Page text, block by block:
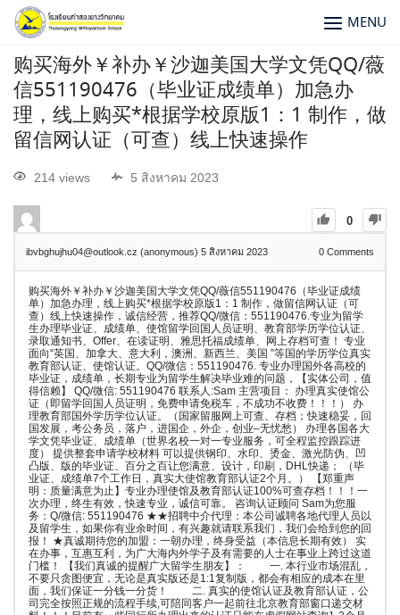
MENU
购买海外￥补办￥沙迦美国大学文凭QQ/薇
信551190476（毕业证成绩单）加急办
理，线上购买*根据学校原版1：1 制作，做
留信网认证（可查）线上快速操作
214 views 5 สิงหาคม 2023
0
ibvbghujhu04@outlook.cz (anonymous) 5 สิงหาคม 2023 0 Comments
购买海外￥补办￥沙迦美国大学文凭QQ/薇信551190476（毕业证成绩
单）加急办理，线上购买*根据学校原版1：1 制作，做留信网认证（可
查）线上快速操作，诚信经营，推荐QQ/微信：551190476.专业为留学
生办理毕业证、成绩单、使馆留学回国人员证明、教育部学历学位认证、
录取通知书、Offer、在读证明、雅思托福成绩单、网上存档可查！ 专业
面向“英国、加拿大、意大利，澳洲、新西兰、美国 ”等国的学历学位真实
教育部认证、使馆认证。QQ/微信：551190476. 专业办理国外各高校的
毕业证，成绩单，长期专业为留学生解决毕业难的问题，【实体公司，值
得信赖】 QQ/微信: 551190476 联系人:Sam 主营项目： 办理真实使馆公
证（即留学回国人员证明，免费申请免税车，不成功不收费！！！） 办
理教育部国外学历学位认证。（国家留服网上可查、存档；快速稳妥，回
国发展，考公务员，落户，进国企，外企，创业–无忧愁） 办理各国各大
学文凭毕业证、成绩单（世界名校一对一专业服务，可全程监控跟踪进
度） 提供整套申请学校材料 可以提供钢印、水印、烫金、激光防伪、凹
凸版、版的毕业证、百分之百让您满意、设计，印刷，DHL快递； （毕
业证、成绩单7个工作日，真实大使馆教育部认证2个月。） 【郑重声
明：质量满意为止】专业办理使馆及教育部认证100%可查存档！！！一
次办理，终生有效，快速专业，诚信可靠。 咨询认证顾问 Sam为您服
务：Q/微信: 551190476 ★★招聘中介代理：本公司诚聘各地代理人员以
及留学生，如果你有业余时间，有兴趣就请联系我们，我们会给到您的回
报！ ★真诚期待您的加盟：一朝办理，终身受益（本信息长期有效） 实
在办事，互惠互利，为广大海内外学子及有需要的人士在事业上跨过这道
门槛！ 【我们真诚的提醒广大留学生朋友】： 一. 本行业市场混乱，
不要只贪图便宜，无论是真实版还是1:1复制版，都会有相应的成本在里
面，我们保证一分钱一分货！ 二. 真实的使馆认证及教育部认证，公
司完全按照正规的流程手续,可陪同客户一起前往北京教育部窗口递交材